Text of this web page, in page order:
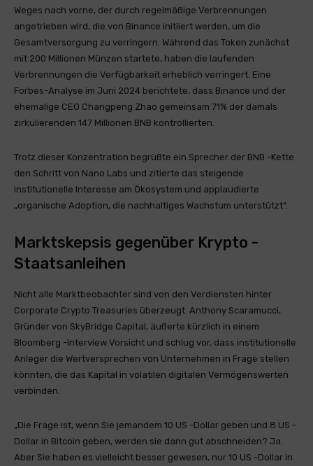
Weges nach vorne, der durch regelmäßige Verbrennungen
angetrieben wird, die von Binance initiiert werden, um die
Gesamtversorgung zu verringern. Während das Token zunächst
mit 200 Millionen Münzen startete, haben die laufenden
Verbrennungen die Verfügbarkeit erheblich verringert. Eine
Forbes-Analyse im Juni 2024 berichtete, dass Binance und der
ehemalige CEO Changpeng Zhao gemeinsam 71% der damals
zirkulierenden 147 Millionen BNB kontrollierten.
Trotz dieser Konzentration begrüßte ein Sprecher der BNB -Kette
den Schritt von Nano Labs und zitierte das steigende
institutionelle Interesse am Ökosystem und applaudierte
„organische Adoption, die nachhaltiges Wachstum unterstützt“.
Marktskepsis gegenüber Krypto -
Staatsanleihen
Nicht alle Marktbeobachter sind von den Verdiensten hinter
Corporate Crypto Treasuries überzeugt. Anthony Scaramucci,
Gründer von SkyBridge Capital, äußerte kürzlich in einem
Bloomberg -Interview Vorsicht und schlug vor, dass institutionelle
Anleger die Wertversprechen von Unternehmen in Frage stellen
könnten, die das Kapital in volatilen digitalen Vermögenswerten
verbinden.
„Die Frage ist, wenn Sie jemandem 10 US -Dollar geben und 8 US -
Dollar in Bitcoin geben, werden sie dann gut abschneiden? Ja.
Aber Sie haben es vielleicht besser gewesen, nur 10 US -Dollar in